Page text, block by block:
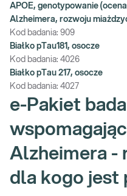
APOE, genotypowanie
Alzheimera, rozwoju
Kod badania: 909
Białko pTau181, osocze
Kod badania: 4026
Białko pTau 217, osocze
Kod badania: 4027
e-Pakiet
Alzheimera -
dla kogo jest